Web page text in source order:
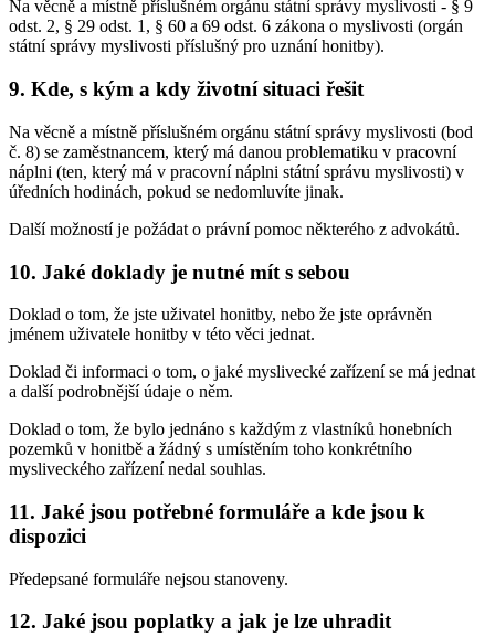
Na věcně a místně příslušném orgánu státní správy myslivosti - § 9
odst. 2, § 29 odst. 1, § 60 a 69 odst. 6 zákona o myslivosti (orgán
státní správy myslivosti příslušný pro uznání honitby).
9. Kde, s kým a kdy životní situaci řešit
Na věcně a místně příslušném orgánu státní správy myslivosti (bod
č. 8) se zaměstnancem, který má danou problematiku v pracovní
náplni (ten, který má v pracovní náplni státní správu myslivosti) v
úředních hodinách, pokud se nedomluvíte jinak.
Další možností je požádat o právní pomoc některého z advokátů.
10. Jaké doklady je nutné mít s sebou
Doklad o tom, že jste uživatel honitby, nebo že jste oprávněn
jménem uživatele honitby v této věci jednat.
Doklad či informaci o tom, o jaké myslivecké zařízení se má jednat
a další podrobnější údaje o něm.
Doklad o tom, že bylo jednáno s každým z vlastníků honebních
pozemků v honitbě a žádný s umístěním toho konkrétního
mysliveckého zařízení nedal souhlas.
11. Jaké jsou potřebné formuláře a kde jsou k
dispozici
Předepsané formuláře nejsou stanoveny.
12. Jaké jsou poplatky a jak je lze uhradit